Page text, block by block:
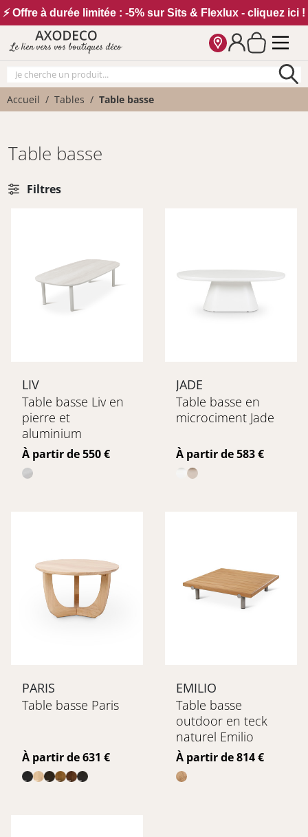
⚡ Offre à durée limitée : -5% sur Sits & Flexlux - cliquez ici !
Le lien vers vos boutiques déco
Accueil Tables Table basse
Table basse
Filtres
LIV
Table basse Liv en
pierre et
aluminium
Prix
À partir de 550 €
JADE
Table basse en
microciment Jade
Prix
À partir de 583 €
PARIS
Table basse Paris
Prix
À partir de 631 €
EMILIO
Table basse
outdoor en teck
naturel Emilio
Prix
À partir de 814 €
Vos paramètres cookies